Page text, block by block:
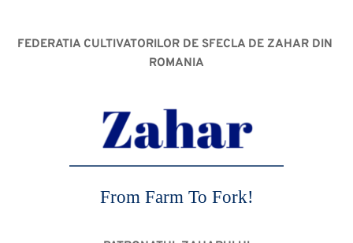
FEDERATIA CULTIVATORILOR DE SFECLA DE ZAHAR DIN
ROMANIA
From Farm To Fork!